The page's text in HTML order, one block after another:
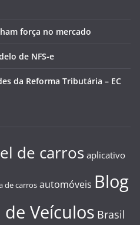
força no mercado
de NFS-e
da Reforma Tributária – EC
de carros aplicativo
de carros automóveis Blog
Veículos Brasil